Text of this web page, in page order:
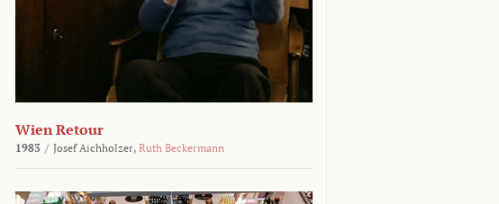
Wien Retour
1983 / Josef Aichholzer, Ruth Beckermann